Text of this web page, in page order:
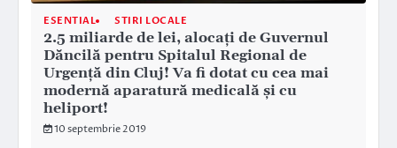
ESENTIAL STIRI LOCALE
2.5 miliarde de lei, alocați de Guvernul
Dăncilă pentru Spitalul Regional de
Urgenţă din Cluj! Va fi dotat cu cea mai
modernă aparatură medicală şi cu
heliport!
10 septembrie 2019